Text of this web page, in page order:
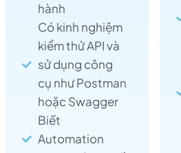
hành
Có kinh nghiệm
kiểm thử API và
sử dụng công
cụ như Postman
hoặc Swagger
Biết
Automation